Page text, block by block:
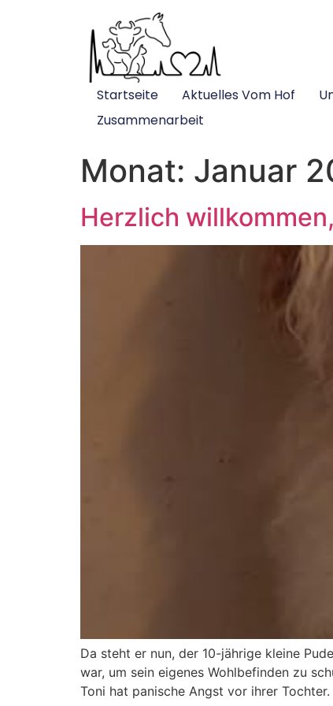
Startseite Aktuelles Vom Hof
Zusammenarbeit
Monat: Januar
Herzlich
Da steht er nun, der 10-jährige kleine
war, um sein eigenes Wohlbefinden zu
Toni hat panische Angst vor ihrer